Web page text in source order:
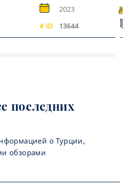
2023
# ID 13644
последних
о Турции,
обзорами